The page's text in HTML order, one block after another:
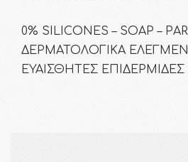
0% SILICONES – SOAP –
ΔΕΡΜΑΤΟΛΟΓΙΚΑ
ΕΥΑΙΣΘΗΤΕΣ ΕΠΙΔΕΡΜΙΔΕΣ